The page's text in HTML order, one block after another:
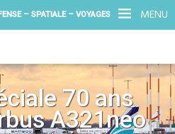
MENU
– SPATIALE – VOYAGES
70 ans
A321neo